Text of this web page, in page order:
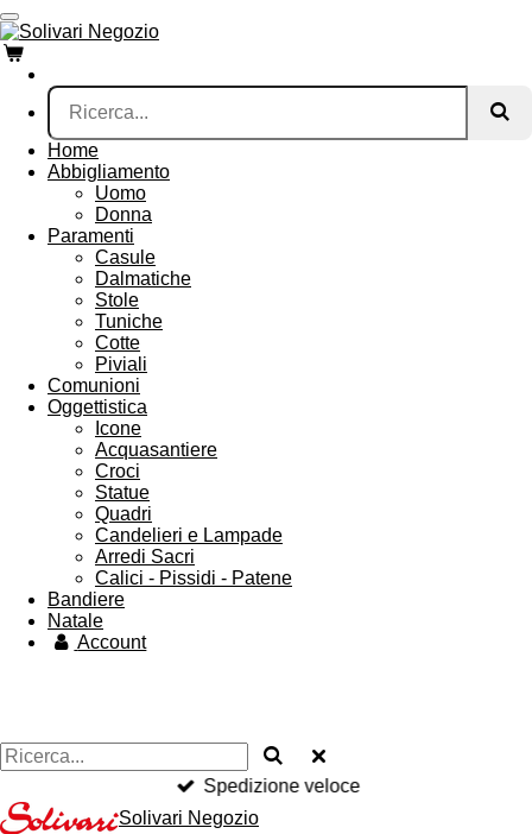
Vai
al
contenuto
principale
Home
Abbigliamento
Uomo
Donna
Paramenti
Casule
Dalmatiche
Stole
Tuniche
Cotte
Piviali
Comunioni
Oggettistica
Icone
Acquasantiere
Croci
Statue
Quadri
Candelieri e Lampade
Arredi Sacri
Calici - Pissidi - Patene
Bandiere
Natale
Account
Spedizione veloce
Solivari Negozio